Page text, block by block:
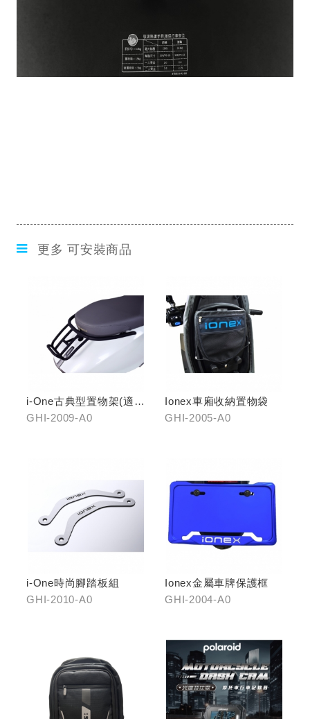
更多 可安裝商品
i-One古典型置物架(適用
i-One/i-One AIR)
GHI-2009-A0
Ionex車廂收納置物袋
GHI-2005-A0
i-One時尚腳踏板組
GHI-2010-A0
Ionex金屬車牌保護框
GHI-2004-A0